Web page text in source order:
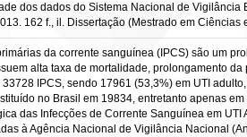
dos dados do Sistema Nacional de
162 f., il. Dissertação (Mestrado em
da corrente sanguínea (IPCS) são um
alta taxa de mortalidade, prolongamento
IPCS, sendo 17961 (53,3%) em UTI
no Brasil em 19834, entretanto apenas
das Infecções de Corrente Sanguínea em
à Agência Nacional de Vigilância Nacional